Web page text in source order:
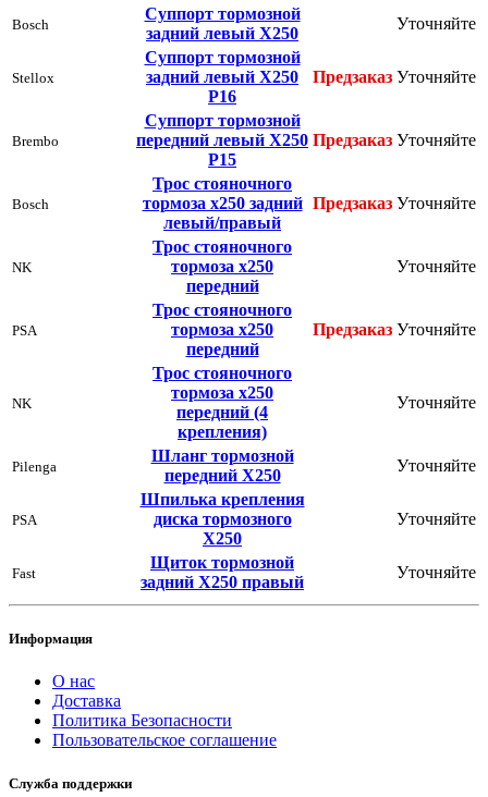
Bosch
Суппорт тормозной
задний левый Х250
Уточняйте
Stellox
Суппорт тормозной
задний левый Х250
Р16
Предзаказ Уточняйте
Brembo
Суппорт тормозной
передний левый Х250
Р15
Предзаказ Уточняйте
Bosch
Трос стояночного
тормоза х250 задний
левый/правый
Предзаказ Уточняйте
NK
Трос стояночного
тормоза х250
передний
Уточняйте
PSA
Трос стояночного
тормоза х250
передний
Предзаказ Уточняйте
NK
Трос стояночного
тормоза х250
передний (4
крепления)
Уточняйте
Pilenga
Шланг тормозной
передний Х250
Уточняйте
PSA
Шпилька крепления
диска тормозного
Х250
Уточняйте
Fast
Щиток тормозной
задний Х250 правый
Уточняйте
Информация
О нас
Доставка
Политика Безопасности
Пользовательское соглашение
Служба поддержки